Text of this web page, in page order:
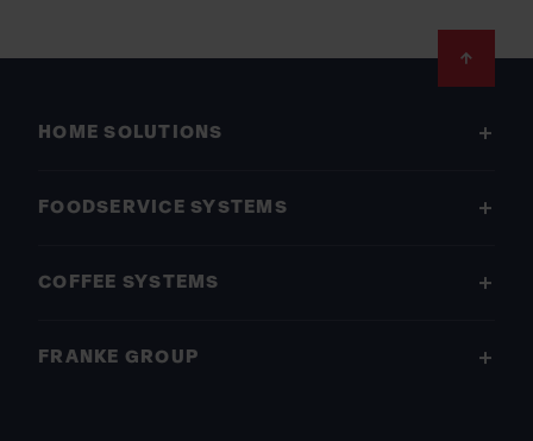
HOME SOLUTIONS
FOODSERVICE SYSTEMS
COFFEE SYSTEMS
FRANKE GROUP